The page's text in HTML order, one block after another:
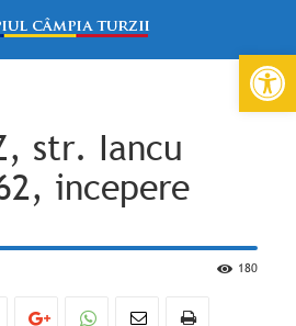
Deschide
str. Iancu
incepere
180